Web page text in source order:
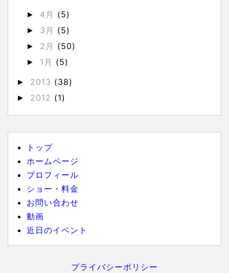
► 4月 (5)
► 3月 (5)
► 2月 (50)
► 1月 (5)
► 2013 (38)
► 2012 (1)
トップ
ホームページ
プロフィール
ショー・料金
お問い合わせ
動画
近日のイベント
プライバシーポリシー